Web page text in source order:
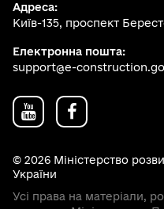
Адреса:
Київ-135, проспект
Електронна пошта:
support@e-
© 2026 Міністерство
України
Усі права на матеріали,